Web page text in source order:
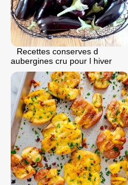
Recettes conserves d
aubergines cru pour l hiver